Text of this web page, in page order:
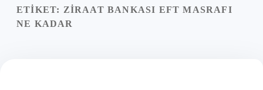
Yasal Uyarı
ETIKET: ZIRAAT BANKASI EFT MASRAFI
NE KADAR